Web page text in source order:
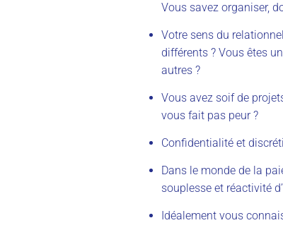
Vous savez organiser,
Votre sens du
différents ? Vous êtes un
autres ?
Vous avez soif de
vous fait pas peur ?
Confidentialité et
Dans le monde de la
souplesse et réactivité
Idéalement vous